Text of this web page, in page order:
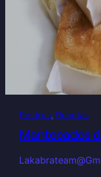
Postres, Recetas
Mantecados